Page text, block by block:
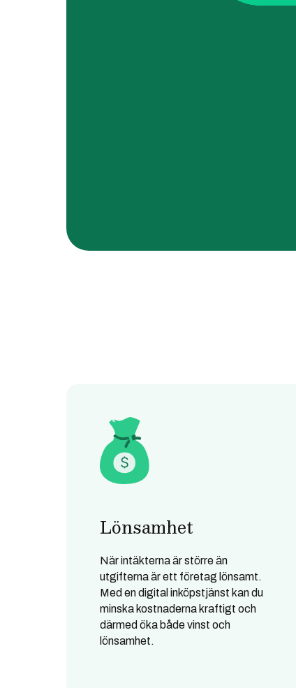
Lönsamhet
När intäkterna är större än
utgifterna är ett företag lönsamt.
Med en digital inköpstjänst kan du
minska kostnaderna kraftigt och
därmed öka både vinst och
lönsamhet.